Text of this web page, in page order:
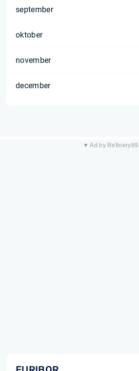
september
oktober
november
december
▼ Ad by Refinery89